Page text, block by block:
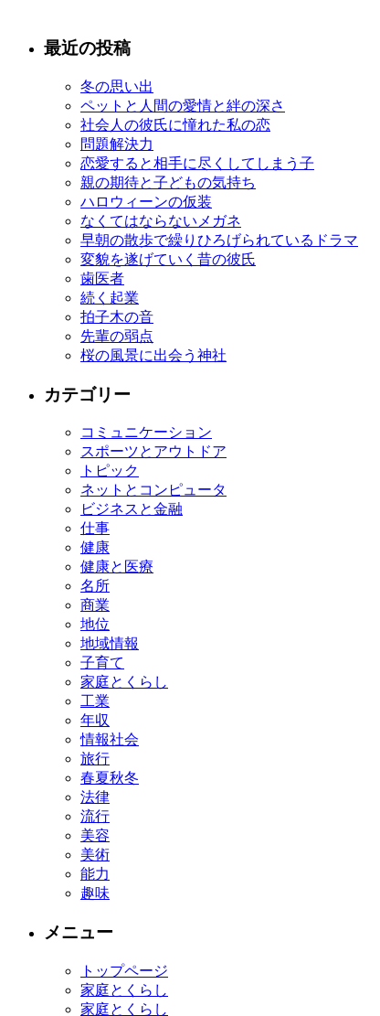
最近の投稿
冬の思い出
ペットと人間の愛情と絆の深さ
社会人の彼氏に憧れた私の恋
問題解決力
恋愛すると相手に尽くしてしまう子
親の期待と子どもの気持ち
ハロウィーンの仮装
なくてはならないメガネ
早朝の散歩で繰りひろげられているドラマ
変貌を遂げていく昔の彼氏
歯医者
続く起業
拍子木の音
先輩の弱点
桜の風景に出会う神社
カテゴリー
コミュニケーション
スポーツとアウトドア
トピック
ネットとコンピュータ
ビジネスと金融
仕事
健康
健康と医療
名所
商業
地位
地域情報
子育て
家庭とくらし
工業
年収
情報社会
旅行
春夏秋冬
法律
流行
美容
美術
能力
趣味
メニュー
トップページ
家庭とくらし
家庭とくらし